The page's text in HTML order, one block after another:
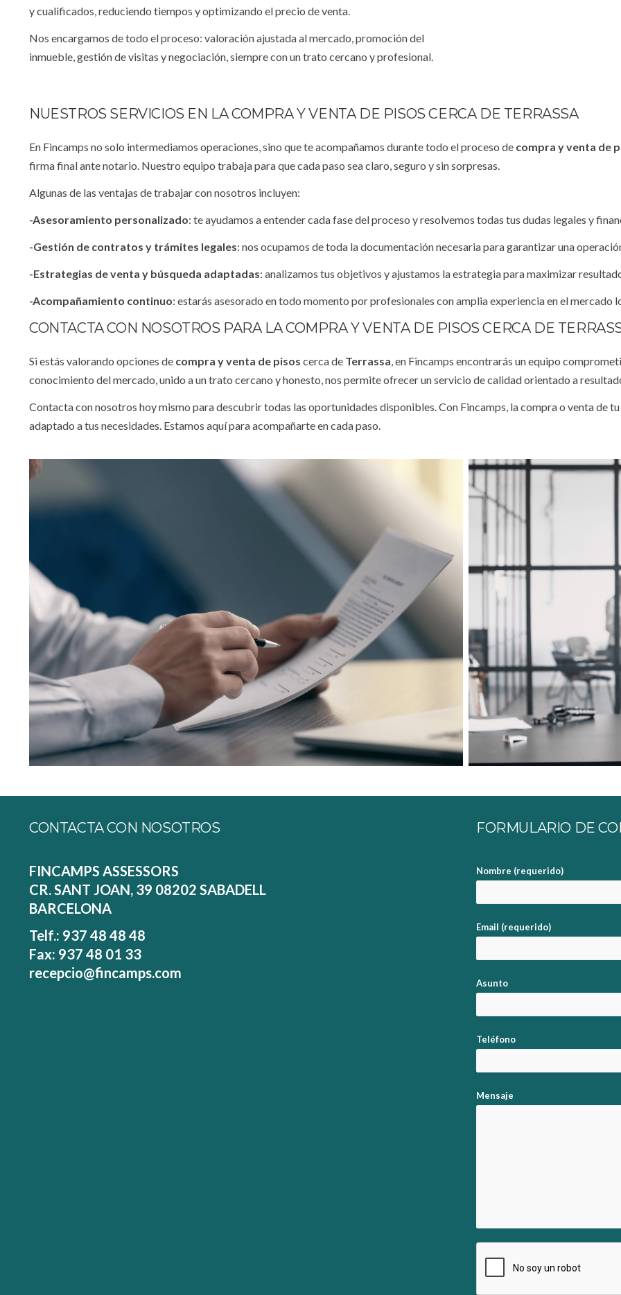
y cualificados, reduciendo tiempos y optimizando el precio de venta.
Nos encargamos de todo el proceso: valoración ajustada al mercado, promoción del
inmueble, gestión de visitas y negociación, siempre con un trato cercano y profesional.
NUESTROS SERVICIOS EN LA COMPRA Y VENTA DE PISOS CERCA DE TERRASSA
En Fincamps no solo intermediamos operaciones, sino que te acompañamos durante todo el proceso de compra y venta de
firma final ante notario. Nuestro equipo trabaja para que cada paso sea claro, seguro y sin sorpresas.
Algunas de las ventajas de trabajar con nosotros incluyen:
-Asesoramiento personalizado: te ayudamos a entender cada fase del proceso y resolvemos todas tus dudas legales y
-Gestión de contratos y trámites legales: nos ocupamos de toda la documentación necesaria para garantizar una
-Estrategias de venta y búsqueda adaptadas: analizamos tus objetivos y ajustamos la estrategia para maximizar
-Acompañamiento continuo: estarás asesorado en todo momento por profesionales con amplia experiencia en el mercado
CONTACTA CON NOSOTROS PARA LA COMPRA Y VENTA DE PISOS CERCA DE
Si estás valorando opciones de compra y venta de pisos cerca de Terrassa, en Fincamps encontrarás un equipo
conocimiento del mercado, unido a un trato cercano y honesto, nos permite ofrecer un servicio de calidad orientado a
Contacta con nosotros hoy mismo para descubrir todas las oportunidades disponibles. Con Fincamps, la compra o venta de
adaptado a tus necesidades. Estamos aquí para acompañarte en cada paso.
CONTACTA CON NOSOTROS
FINCAMPS ASSESSORS
CR. SANT JOAN, 39 08202 SABADELL
BARCELONA
Telf.: 937 48 48 48
Fax: 937 48 01 33
recepcio@fincamps.com
FORMULARIO DE
Nombre (requerido)
Email (requerido)
Asunto
Teléfono
Mensaje